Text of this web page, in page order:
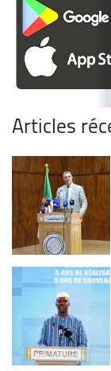
Articles